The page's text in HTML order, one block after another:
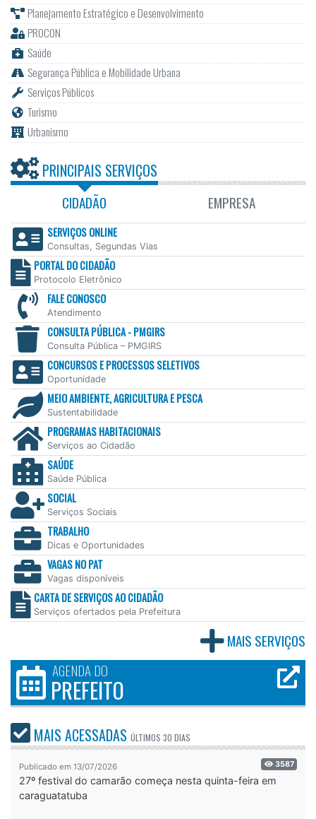
Planejamento Estratégico e Desenvolvimento
PROCON
Saúde
Segurança Pública e Mobilidade Urbana
Serviços Públicos
Turismo
Urbanismo
PRINCIPAIS SERVIÇOS
CIDADÃO EMPRESA
SERVIÇOS ONLINE
Consultas, Segundas Vias
PORTAL DO CIDADÃO
Protocolo Eletrônico
FALE CONOSCO
Atendimento
CONSULTA PÚBLICA - PMGIRS
Consulta Pública – PMGIRS
CONCURSOS E PROCESSOS SELETIVOS
Oportunidade
MEIO AMBIENTE, AGRICULTURA E PESCA
Sustentabilidade
PROGRAMAS HABITACIONAIS
Serviços ao Cidadão
SAÚDE
Saúde Pública
SOCIAL
Serviços Sociais
TRABALHO
Dicas e Oportunidades
VAGAS NO PAT
Vagas disponíveis
CARTA DE SERVIÇOS AO CIDADÃO
Serviços ofertados pela Prefeitura
MAIS SERVIÇOS
AGENDA DO
PREFEITO
MAIS ACESSADAS ÚLTIMOS 30 DIAS
Publicado em 13/07/2026 3587
27º festival do camarão começa nesta quinta-feira em
caraguatatuba